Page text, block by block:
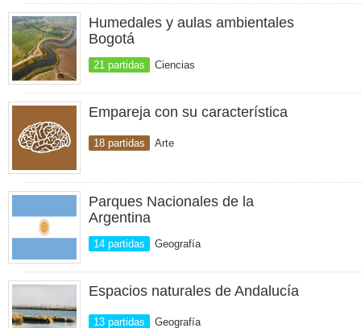
Humedales y aulas ambientales
Bogotá
21 partidas Ciencias
Empareja con su característica
18 partidas Arte
Parques Nacionales de la
Argentina
14 partidas Geografía
Espacios naturales de Andalucía
13 partidas Geografía